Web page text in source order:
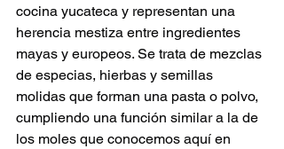
cocina yucateca y representan una
herencia mestiza entre ingredientes
mayas y europeos. Se trata de mezclas
de especias, hierbas y semillas
molidas que forman una pasta o polvo,
cumpliendo una función similar a la de
los moles que conocemos aquí en